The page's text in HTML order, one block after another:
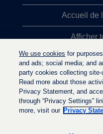
Accueil de
Afficher
Principales
Politique
We use cookies for
and ads; social media; and
party cookies collecting
Read more about those
Privacy Statement, and
through “Privacy Settings”
more, visit our Privacy